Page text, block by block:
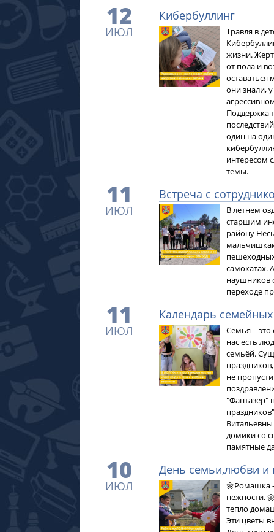
12
ИЮЛ
Кибербуллинг
Травля в
жизни.
от пола и
они знали,
Поддержка
один на
интересом
темы.
11
ИЮЛ
Встреча с
В летнем
старшим
району
самокатах.
наушников
переходе
11
ИЮЛ
Календарь
Семья – это
нас есть
семьёй.
не
"Фантазер"
домики со
памятные
10
ИЮЛ
День семьи,любви и
🌼Ромашка
нежности.
тепло
Эти цветы